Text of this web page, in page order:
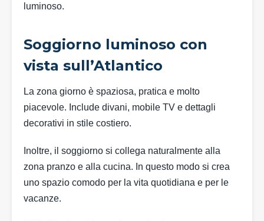
luminoso.
Soggiorno luminoso con
vista sull’Atlantico
La zona giorno è spaziosa, pratica e molto
piacevole. Include divani, mobile TV e dettagli
decorativi in stile costiero.
Inoltre, il soggiorno si collega naturalmente alla
zona pranzo e alla cucina. In questo modo si crea
uno spazio comodo per la vita quotidiana e per le
vacanze.